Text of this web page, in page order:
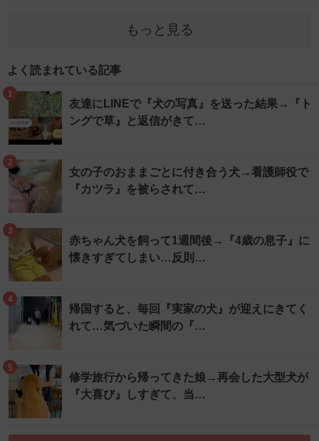
もっと見る
よく読まれている記事
1
友達にLINEで『犬の写真』を送った結果→『ト
ングで草』と返信がきて…
2
女の子のおままごとに付き合う犬→看護師役で
『カツラ』を被らされて…
3
赤ちゃん犬を飼って1週間後→『4歳の息子』に
懐きすぎてしまい…反則…
4
帰国すると、毎回『実家の犬』が迎えにきてく
れて…気づいた瞬間の『…
5
修学旅行から帰ってきた娘→再会した大型犬が
『大喜び』しすぎて、当…